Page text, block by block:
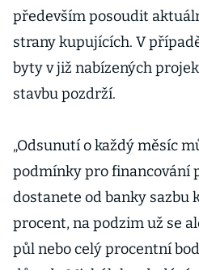
především posoudit
strany kupujících. V
byty v již nabízených
stavbu pozdrží.
„Odsunutí o každý měsíc
podmínky pro financování
dostanete od banky sazbu
procent, na podzim už se
půl nebo celý procentní